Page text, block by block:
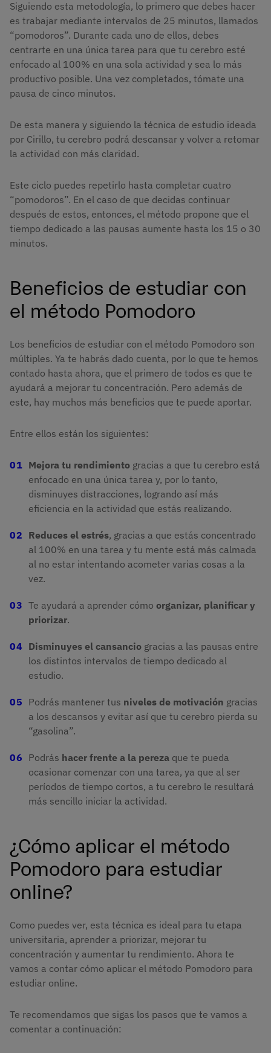
Siguiendo esta metodología, lo primero que debes hacer
es trabajar mediante intervalos de 25 minutos, llamados
“pomodoros”. Durante cada uno de ellos, debes
centrarte en una única tarea para que tu cerebro esté
enfocado al 100% en una sola actividad y sea lo más
productivo posible. Una vez completados, tómate una
pausa de cinco minutos.
De esta manera y siguiendo la técnica de estudio ideada
por Cirillo, tu cerebro podrá descansar y volver a retomar
la actividad con más claridad.
Este ciclo puedes repetirlo hasta completar cuatro
“pomodoros”. En el caso de que decidas continuar
después de estos, entonces, el método propone que el
tiempo dedicado a las pausas aumente hasta los 15 o 30
minutos.
Beneficios de estudiar con
el método Pomodoro
Los beneficios de estudiar con el método Pomodoro son
múltiples. Ya te habrás dado cuenta, por lo que te hemos
contado hasta ahora, que el primero de todos es que te
ayudará a mejorar tu concentración. Pero además de
este, hay muchos más beneficios que te puede aportar.
Entre ellos están los siguientes:
Mejora tu rendimiento gracias a que tu cerebro está
enfocado en una única tarea y, por lo tanto,
disminuyes distracciones, logrando así más
eficiencia en la actividad que estás realizando.
Reduces el estrés, gracias a que estás concentrado
al 100% en una tarea y tu mente está más calmada
al no estar intentando acometer varias cosas a la
vez.
Te ayudará a aprender cómo organizar, planificar y
priorizar.
Disminuyes el cansancio gracias a las pausas entre
los distintos intervalos de tiempo dedicado al
estudio.
Podrás mantener tus niveles de motivación gracias
a los descansos y evitar así que tu cerebro pierda su
“gasolina”.
Podrás hacer frente a la pereza que te pueda
ocasionar comenzar con una tarea, ya que al ser
períodos de tiempo cortos, a tu cerebro le resultará
más sencillo iniciar la actividad.
¿Cómo aplicar el método
Pomodoro para estudiar
online?
Como puedes ver, esta técnica es ideal para tu etapa
universitaria, aprender a priorizar, mejorar tu
concentración y aumentar tu rendimiento. Ahora te
vamos a contar cómo aplicar el método Pomodoro para
estudiar online.
Te recomendamos que sigas los pasos que te vamos a
comentar a continuación: